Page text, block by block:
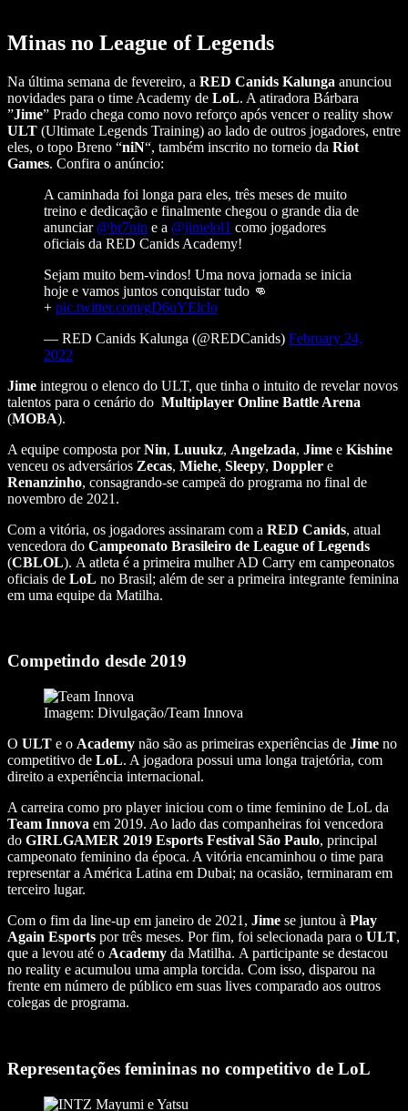
Minas no League of Legends
Na última semana de fevereiro, a RED Canids Kalunga anunciou
novidades para o time Academy de LoL. A atiradora Bárbara
”Jime” Prado chega como novo reforço após vencer o reality show
ULT (Ultimate Legends Training) ao lado de outros jogadores, entre
eles, o topo Breno “niN“, também inscrito no torneio da Riot
Games. Confira o anúncio:
A caminhada foi longa para eles, três meses de muito
treino e dedicação e finalmente chegou o grande dia de
anunciar @br7nin e a @jimelol1 como jogadores
oficiais da RED Canids Academy!
Sejam muito bem-vindos! Uma nova jornada se inicia
hoje e vamos juntos conquistar tudo 👊
+ pic.twitter.com/gD6uYElclo
— RED Canids Kalunga (@REDCanids) February 24,
2022
Jime integrou o elenco do ULT, que tinha o intuito de revelar novos
talentos para o cenário do Multiplayer Online Battle Arena
(MOBA).
A equipe composta porNin, Luuukz, Angelzada, Jime e Kishine
venceu os adversários Zecas, Miehe, Sleepy, Doppler e
Renanzinho, consagrando-se campeã do programa no final de
novembro de 2021.
Com a vitória, os jogadores assinaram com a RED Canids, atual
vencedora do Campeonato Brasileiro de League of Legends
(CBLOL). A atleta é a primeira mulher AD Carry em campeonatos
oficiais de LoL no Brasil; além de ser a primeira integrante feminina
em uma equipe da Matilha.
Competindo desde 2019
Imagem: Divulgação/Team Innova
O ULT e o Academy não são as primeiras experiências de Jime no
competitivo de LoL. A jogadora possui uma longa trajetória, com
direito a experiência internacional.
A carreira como pro player iniciou com o time feminino de LoL da
Team Innova em 2019. Ao lado das companheiras foi vencedora
do GIRLGAMER 2019 Esports Festival São Paulo, principal
campeonato feminino da época. A vitória encaminhou o time para
representar a América Latina em Dubai; na ocasião, terminaram em
terceiro lugar.
Com o fim da line-up em janeiro de 2021, Jime se juntou à Play
Again Esports por três meses. Por fim, foi selecionada para o ULT,
que a levou até o Academy da Matilha. A participante se destacou
no reality e acumulou uma ampla torcida. Com isso, disparou na
frente em número de público em suas lives comparado aos outros
colegas de programa.
Representações femininas no competitivo de LoL